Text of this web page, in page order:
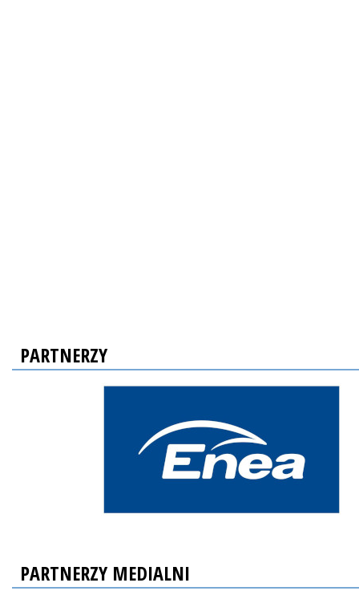
PARTNERZY
PARTNERZY MEDIALNI